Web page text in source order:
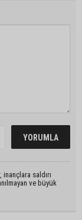
saldırı
ve büyük